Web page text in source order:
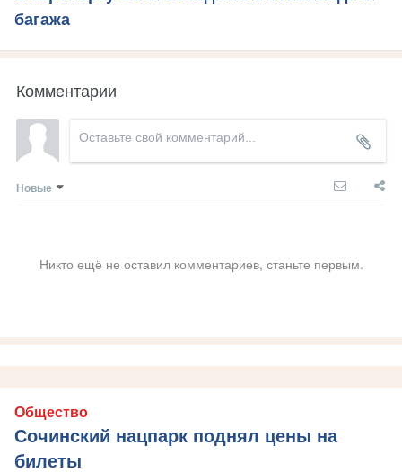
багажа
Комментарии
Новые
Никто ещё не оставил комментариев, станьте первым.
Общество
Сочинский нацпарк поднял цены на
билеты